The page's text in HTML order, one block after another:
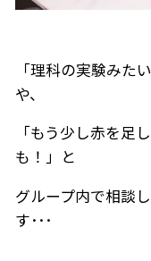
「理科の実験みた
や、
「もう少し赤を足
も！」と
グループ内で相談
す･･･